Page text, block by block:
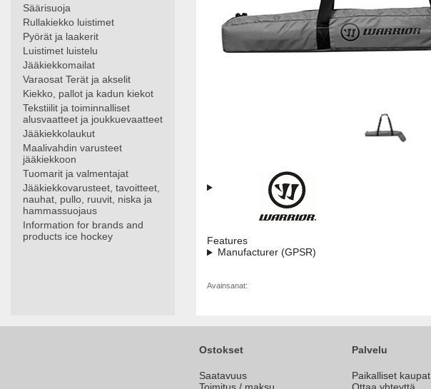
Säärisuoja
Rullakiekko luistimet
Pyörät ja laakerit
Luistimet luistelu
Jääkiekkomailat
Varaosat Terät ja akselit
Kiekko, pallot ja kadun kiekot
Tekstiilit ja toiminnalliset
alusvaatteet ja joukkuevaatteet
Jääkiekkolaukut
Maalivahdin varusteet
jääkiekkoon
Tuomarit ja valmentajat
Jääkiekkovarusteet, tavoitteet,
nauhat, pullo, ruuvit, niska ja
hammassuojaus
Information for brands and
products ice hockey
Features
Manufacturer (GPSR)
Avainsanat:
Ostokset
Saatavuus
Palvelu
Paikalliset kaupat